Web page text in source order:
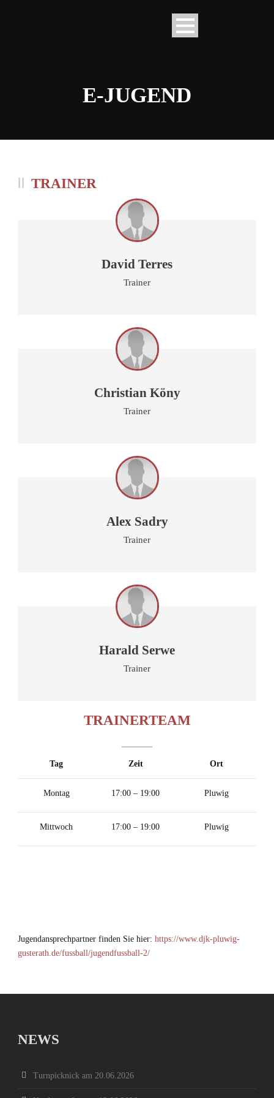
E-JUGEND
TRAINER
David Terres
Trainer
Christian Köny
Trainer
Alex Sadry
Trainer
Harald Serwe
Trainer
TRAINERTEAM
Tag Zeit Ort
Montag 17:00 – 19:00 Pluwig
Mittwoch 17:00 – 19:00 Pluwig
Jugendansprechpartner finden Sie hier: https://www.djk-pluwig-
gusterath.de/fussball/jugendfussball-2/
NEWS
Turnpicknick am 20.06.2026